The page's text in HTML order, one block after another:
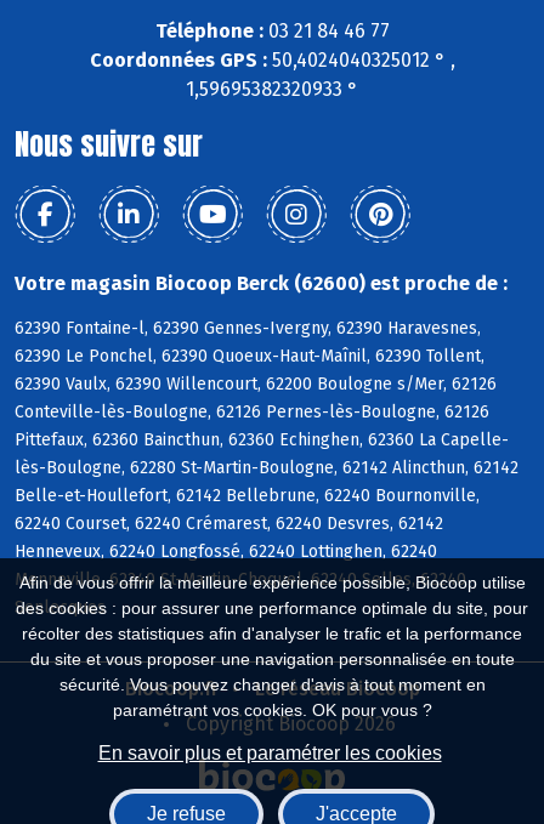
Afin de vous offrir la meilleure expérience possible, Biocoop utilise
des cookies : pour assurer une performance optimale du site, pour
récolter des statistiques afin d'analyser le trafic et la performance
du site et vous proposer une navigation personnalisée en toute
sécurité. Vous pouvez changer d'avis à tout moment en
paramétrant vos cookies. OK pour vous ?
En savoir plus et paramétrer les cookies
Je refuse J'accepte
Téléphone :03 21 84 46 77
Coordonnées GPS :50,4024040325012 ° ,
1,59695382320933 °
Nous suivre sur
Votre magasin Biocoop Berck (62600) est proche de :
62390 Fontaine-l, 62390 Gennes-Ivergny, 62390 Haravesnes,
62390 Le Ponchel, 62390 Quoeux-Haut-Maînil, 62390 Tollent,
62390 Vaulx, 62390 Willencourt, 62200 Boulogne s/Mer, 62126
Conteville-lès-Boulogne, 62126 Pernes-lès-Boulogne, 62126
Pittefaux, 62360 Baincthun, 62360 Echinghen, 62360 La Capelle-
lès-Boulogne, 62280 St-Martin-Boulogne, 62142 Alincthun, 62142
Belle-et-Houllefort, 62142 Bellebrune, 62240 Bournonville,
62240 Courset, 62240 Crémarest, 62240 Desvres, 62142
Henneveux, 62240 Longfossé, 62240 Lottinghen, 62240
Menneville, 62240 St-Martin-Choquel, 62240 Selles, 62240
Senlecques
Biocoop.fr
Le réseau Biocoop
Copyright Biocoop 2026